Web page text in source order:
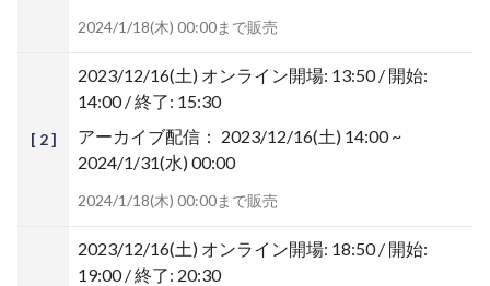
2024/1/18(木) 00:00まで販売
[ 2 ]
2023/12/16(土) オンライン開場: 13:50 / 開始:
14:00 / 終了: 15:30
アーカイブ配信： 2023/12/16(土) 14:00 ~
2024/1/31(水) 00:00
2024/1/18(木) 00:00まで販売
2023/12/16(土) オンライン開場: 18:50 / 開始:
19:00 / 終了: 20:30